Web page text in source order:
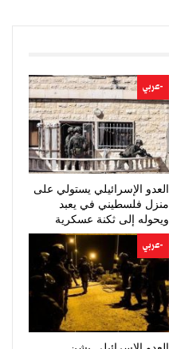
-عربي
العدو الإسرائيلي يستولي على
منزل فلسطيني في يعبد
ويحوله إلى ثكنة عسكرية
-عربي